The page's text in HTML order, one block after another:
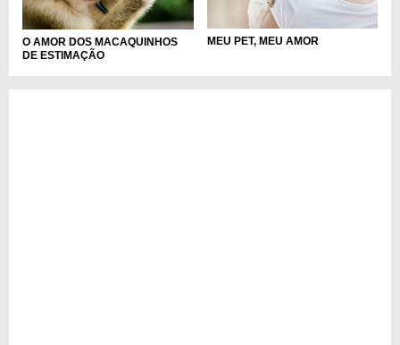
O AMOR DOS MACAQUINHOS
DE ESTIMAÇÃO
MEU PET, MEU AMOR